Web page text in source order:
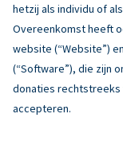
hetzij als individu of
Overeenkomst heeft
website (“Website”)
(“Software”), die zijn
donaties rechtstreeks
accepteren.